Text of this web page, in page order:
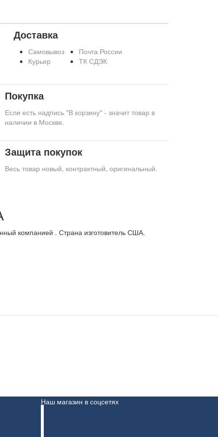
Доставка
Самовывоз
Курьер
Почта России
ТК СДЭК
Покупка
Если есть надпись "В корзину" - значит товар в
наличии в Москве.
Защита покупок
Весь товар новый, контрактный, оригинальный.
компанией . Страна изготовитель США.
Наш магазин в соцсетях